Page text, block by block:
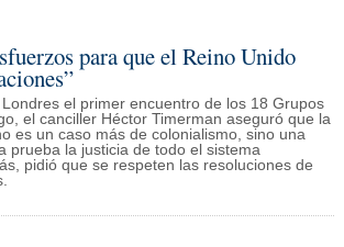
para que el Reino Unido
el primer encuentro de los 18 Grupos
el canciller Héctor Timerman aseguró que la
es un caso más de colonialismo, sino una
prueba la justicia de todo el sistema
pidió que se respeten las resoluciones de